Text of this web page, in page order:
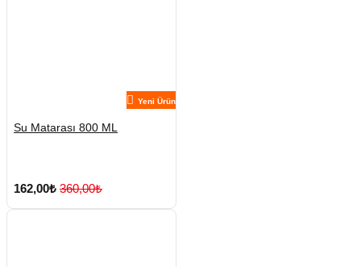
Yeni Ürün
Su Matarası 800 ML
162,00₺ 360,00₺